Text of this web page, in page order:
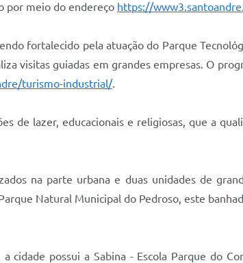
por meio do endereço https://
fortalecido pela atuação do Parque
visitas guiadas em grandes empresas. O
turismo-industrial/.
de lazer, educacionais e religiosas, que a
na parte urbana e duas unidades de
Natural Municipal do Pedroso, este
cidade possui a Sabina - Escola Parque do